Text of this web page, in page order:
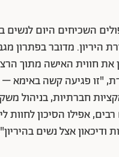
השכיחים היום לנשים
היריון. מדובר בפתרון
את חווית האישה מתוך
"זו פגיעה קשה באימא
חברתיות, בניהול
אפילו הסיכון לחוות
ודיכאון אצל נשים